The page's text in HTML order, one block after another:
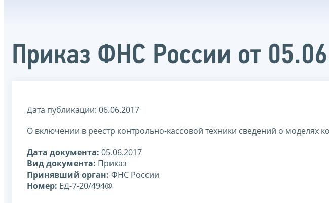
Приказ ФНС России от
Дата публикации: 06.06.2017
О включении в реестр контрольно-кассовой техники сведений о моделях
Дата документа: 05.06.2017
Вид документа: Приказ
Принявший орган: ФНС России
Номер: ЕД-7-20/494@